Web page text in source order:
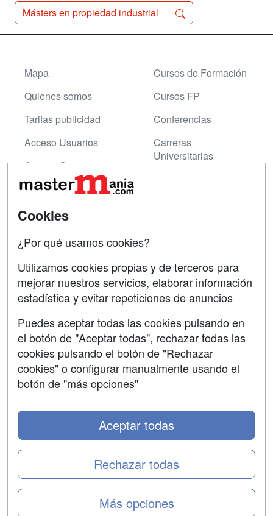
Másters en propiedad industrial
Mapa
Quienes somos
Tarifas publicidad
Acceso Usuarios
Acceso Centros
Cursos de Formación
Cursos FP
Conferencias
Carreras
Universitarias
Contactar
Confidencialidad
Aviso legal
Copyleft
Grupo formazion:
Copyright 2000-2026 Formazion Web, S.L. - Calle
Fermín Caballero, 62 - 28034 Madrid Tel: 91 533 70 78
Cookies
¿Por qué usamos cookies?
Utilizamos cookies propias y de terceros para
mejorar nuestros servicios, elaborar información
estadística y evitar repeticiones de anuncios
Puedes aceptar todas las cookies pulsando en
el botón de "Aceptar todas", rechazar todas las
cookies pulsando el botón de "Rechazar
cookies" o configurar manualmente usando el
botón de "más opciones"
Más opciones
Rechazar todas
Aceptar todas